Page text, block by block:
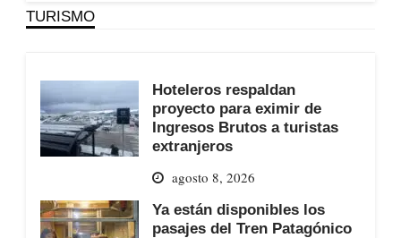
TURISMO
Hoteleros respaldan
proyecto para eximir de
Ingresos Brutos a turistas
extranjeros
agosto 8, 2026
Ya están disponibles los
pasajes del Tren Patagónico